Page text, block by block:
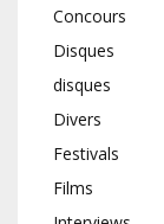
Concours
Disques
disques
Divers
Festivals
Films